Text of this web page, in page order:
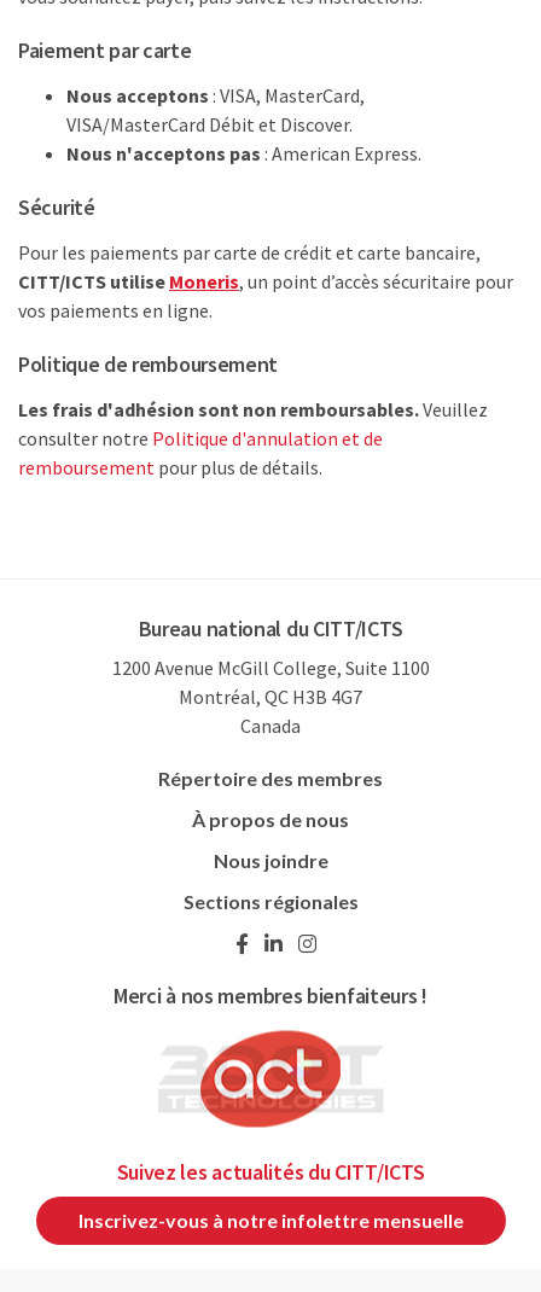
Paiement par carte
Nous acceptons : VISA, MasterCard,
VISA/MasterCard Débit et Discover.
Nous n'acceptons pas : American Express.
Sécurité
Pour les paiements par carte de crédit et carte bancaire,
CITT/ICTS utilise Moneris, un point d’accès sécuritaire pour
vos paiements en ligne.
Politique de remboursement
Les frais d'adhésion sont non remboursables.Veuillez
consulter notre Politique d'annulation et de
remboursement pour plus de détails.
Bureau national du CITT/ICTS
1200 Avenue McGill College, Suite 1100
Montréal, QC H3B 4G7
Canada
Répertoire des membres
À propos de nous
Nous joindre
Sections régionales
Merci à nos membres bienfaiteurs !
Suivez les actualités du CITT/ICTS
Inscrivez-vous à notre infolettre mensuelle